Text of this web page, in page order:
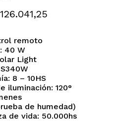
126.041,25El
remoto
40 W
Light
8 – 10HS
iluminación: 120°
de humedad)
de vida: 50.000hs